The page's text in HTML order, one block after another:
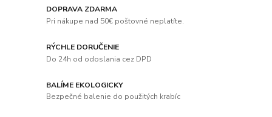
DOPRAVA ZDARMA
Pri nákupe nad 50€ poštovné neplatíte.
RÝCHLE DORUČENIE
Do 24h od odoslania cez DPD
BALÍME EKOLOGICKY
Bezpečné balenie do použitých krabíc